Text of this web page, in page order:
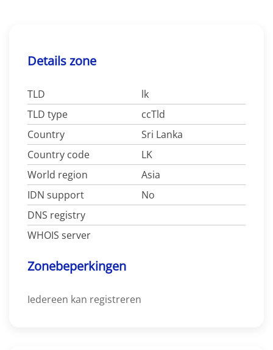
Details zone
TLD
lk
TLD type
ccTld
Country
Sri Lanka
Country code
LK
World region
Asia
IDN support
No
DNS registry
WHOIS server
Zonebeperkingen
Iedereen kan registreren